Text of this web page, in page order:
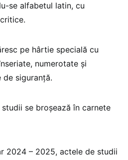
se alfabetul latin, cu
pe hârtie specială cu
numerotate şi
de siguranţă.
se broşează în carnete
2024 – 2025, actele de studii